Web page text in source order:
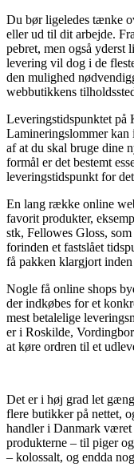
Du bør ligeledes tænke
eller ud til dit arbejde.
pebret, men også yderst
levering vil dog i de
den mulighed
webbutikkens
Leveringstidspunktet på
Lamineringslommer
af at du skal bruge dine
formål er det bestemt
leveringstidspunkt for
En lang række online
favorit produkter,
stk, Fellowes Gloss,
forinden et fastslået
få pakken klargjort
Nogle få online shops
der indkøbes for et
mest betalelige
er i Roskilde,
at køre ordren til et
Det er i høj grad let
flere butikker på nettet,
handler i Danmark været
produkterne – til piger
– kolossalt, og endda